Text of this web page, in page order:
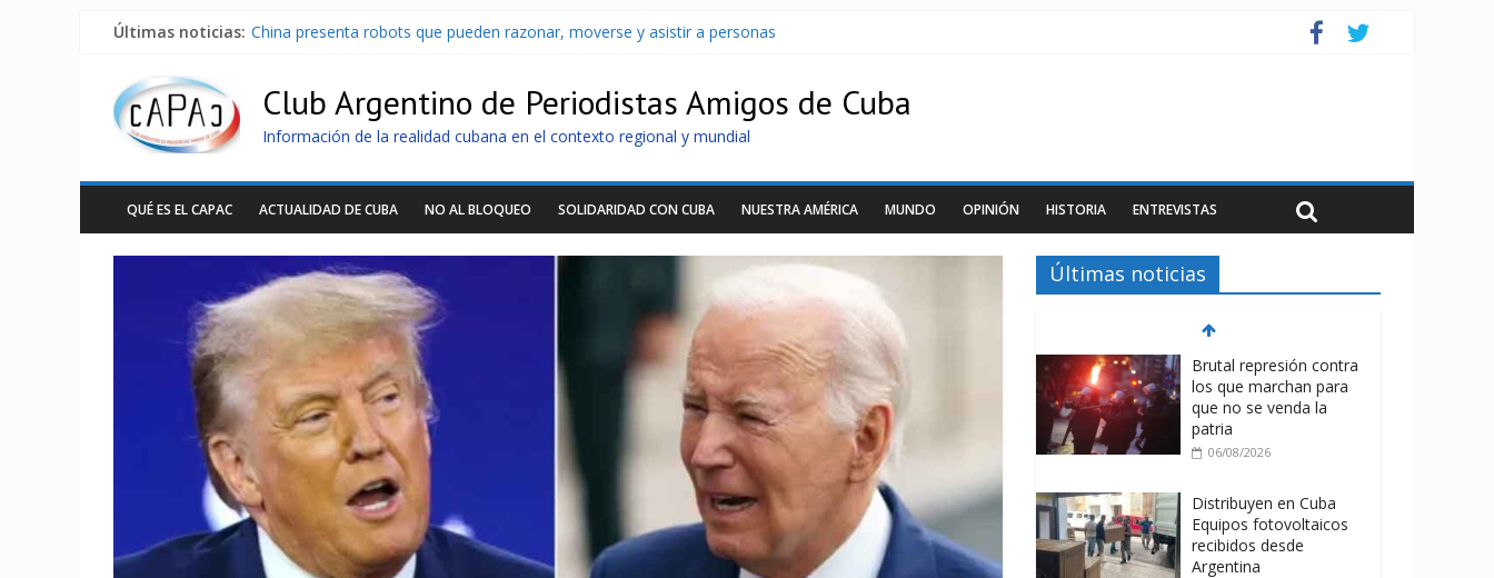
Últimas noticias: China presenta robots que pueden razonar, moverse y asistir a personas
Distribuyen en Cuba Equipos fotovoltaicos recibidos desde Argentina
Milei firmó memorándum con EE.UU sin informarlo
Club Argentino de Periodistas Amigos de Cuba
Información de la realidad cubana en el contexto regional y mundial
QUÉ ES EL CAPAC ACTUALIDAD DE CUBA NO AL BLOQUEO SOLIDARIDAD CON CUBA NUESTRA AMÉRICA MUNDO OPINIÓN HISTORIA ENTREVISTAS
Últimas noticias
Brutal represión contra
los que marchan para
que no se venda la
patria
06/08/2026
Distribuyen en Cuba
Equipos fotovoltaicos
recibidos desde
Argentina